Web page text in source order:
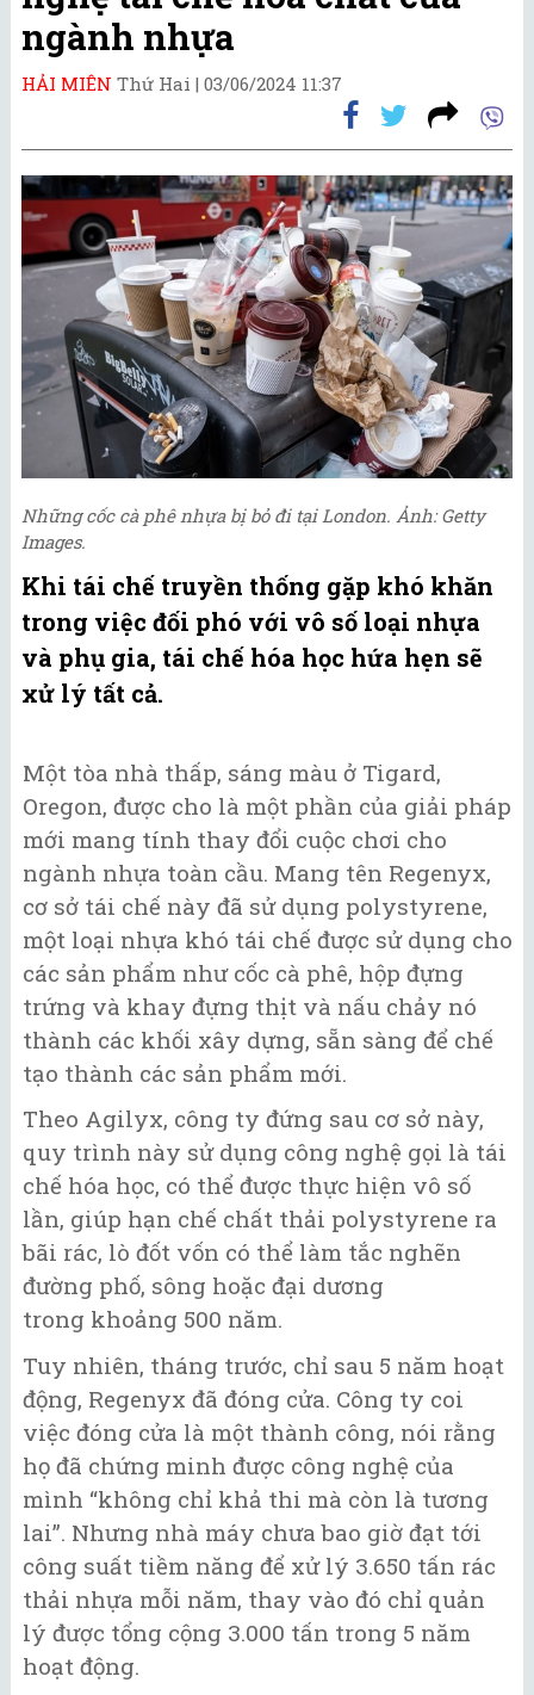
ngành nhựa
HẢI MIÊN Thứ Hai | 03/06/2024 11:37
Những cốc cà phê nhựa bị bỏ đi tại London. Ảnh: Getty
Images.
Khi tái chế truyền thống gặp khó khăn
trong việc đối phó với vô số loại nhựa
và phụ gia, tái chế hóa học hứa hẹn sẽ
xử lý tất cả.
Một tòa nhà thấp, sáng màu ở Tigard,
Oregon, được cho là một phần của giải pháp
mới mang tính thay đổi cuộc chơi cho
ngành nhựa toàn cầu. Mang tên Regenyx,
cơ sở tái chế này đã sử dụng polystyrene,
một loại nhựa khó tái chế được sử dụng cho
các sản phẩm như cốc cà phê, hộp đựng
trứng và khay đựng thịt và nấu chảy nó
thành các khối xây dựng, sẵn sàng để chế
tạo thành các sản phẩm mới.
Theo Agilyx, công ty đứng sau cơ sở này,
quy trình này sử dụng công nghệ gọi là tái
chế hóa học, có thể được thực hiện vô số
lần, giúp hạn chế chất thải polystyrene ra
bãi rác, lò đốt vốn có thể làm tắc nghẽn
đường phố, sông hoặc đại dương
trong khoảng 500 năm.
Tuy nhiên, tháng trước, chỉ sau 5 năm hoạt
động, Regenyx đã đóng cửa. Công ty coi
việc đóng cửa là một thành công, nói rằng
họ đã chứng minh được công nghệ của
mình “không chỉ khả thi mà còn là tương
lai”. Nhưng nhà máy chưa bao giờ đạt tới
công suất tiềm năng để xử lý 3.650 tấn rác
thải nhựa mỗi năm, thay vào đó chỉ quản
lý được tổng cộng 3.000 tấn trong 5 năm
hoạt động.